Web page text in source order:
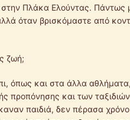
Πλάκα Ελούντας. Πάντως
όταν βρισκόμαστε από
ζωή;
όπως και στα άλλα
προπόνησης και των
παιδιά, δεν πέρασα χρόνο